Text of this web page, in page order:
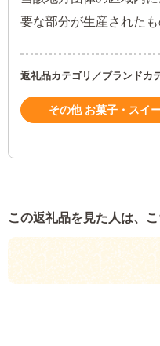
要な部分が生産された
返礼品カテゴリ／ブランドカ
その他 お菓子・スイ
この返礼品を見た人は、